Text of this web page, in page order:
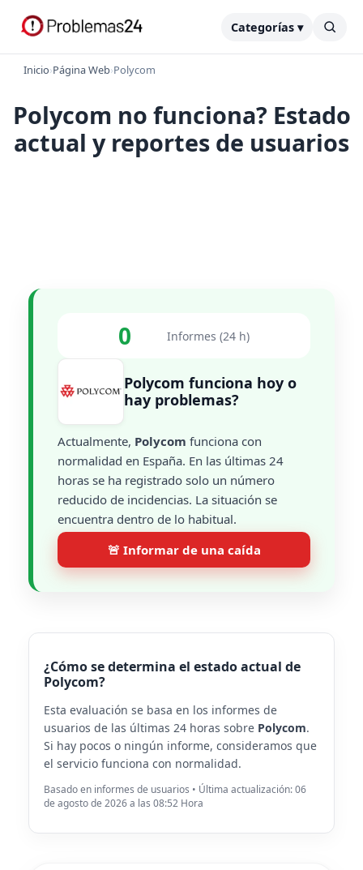
Categorías ▾
Inicio›Página Web›Polycom
Polycom no funciona? Estado
actual y reportes de usuarios
0 Informes (24 h)
Polycom funciona hoy o
hay problemas?
Actualmente, Polycom funciona con
normalidad en España. En las últimas 24
horas se ha registrado solo un número
reducido de incidencias. La situación se
encuentra dentro de lo habitual.
🚨 Informar de una caída
¿Cómo se determina el estado actual de
Polycom?
Esta evaluación se basa en los informes de
usuarios de las últimas 24 horas sobre Polycom.
Si hay pocos o ningún informe, consideramos que
el servicio funciona con normalidad.
Basado en informes de usuarios • Última actualización: 06
de agosto de 2026 a las 08:52 Hora